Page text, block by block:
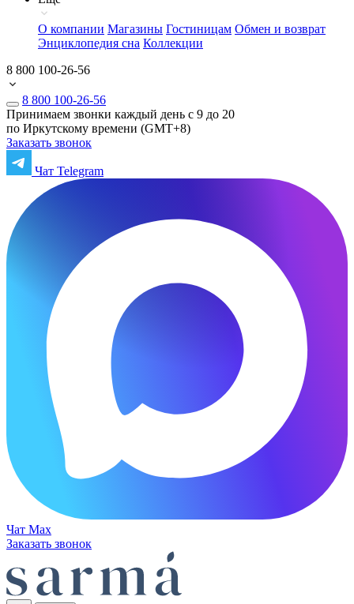
О компании Магазины Гостиницам Обмен и возврат
Энциклопедия сна Коллекции
8 800 100-26-56
8 800 100-26-56
Принимаем звонки каждый день с 9 до 20
по Иркутскому времени (GMT+8)
Заказать звонок
Чат Telegram
Чат Max
Заказать звонок